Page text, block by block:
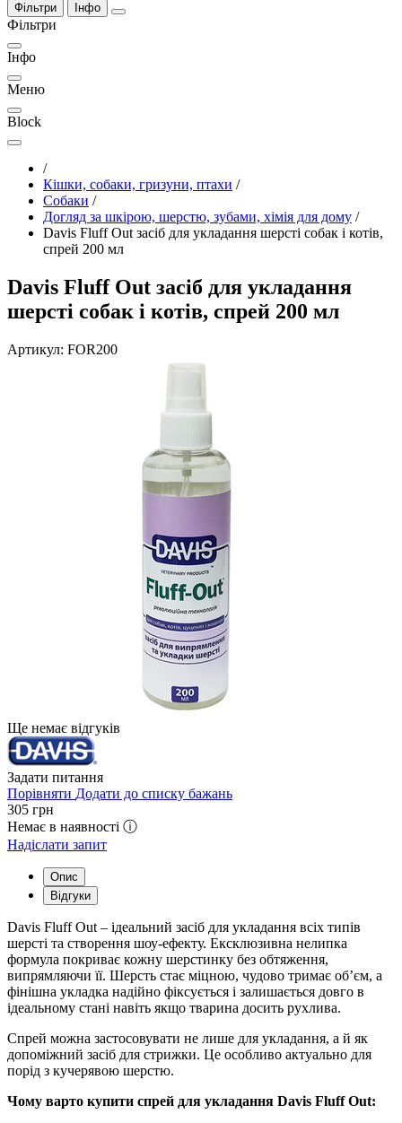
Фільтри Інфо
Фільтри
Інфо
Меню
Block
/
Кішки, собаки, гризуни, птахи /
Собаки /
Догляд за шкірою, шерстю, зубами, хімія для дому /
Davis Fluff Out засіб для укладання шерсті собак і котів,
спрей 200 мл
Davis Fluff Out засіб для укладання
шерсті собак і котів, спрей 200 мл
Артикул: FOR200
Ще немає відгуків
Задати питання
Порівняти Додати до списку бажань
305 грн
Немає в наявності ⓘ
Надіслати запит
Опис
Відгуки
Davis Fluff Out – ідеальний засіб для укладання всіх типів
шерсті та створення шоу-ефекту. Ексклюзивна нелипка
формула покриває кожну шерстинку без обтяження,
випрямляючи її. Шерсть стає міцною, чудово тримає об’єм, а
фінішна укладка надійно фіксується і залишається довго в
ідеальному стані навіть якщо тварина досить рухлива.
Спрей можна застосовувати не лише для укладання, а й як
допоміжний засіб для стрижки. Це особливо актуально для
порід з кучерявою шерстю.
Чому варто купити спрей для укладання Davis Fluff Out: